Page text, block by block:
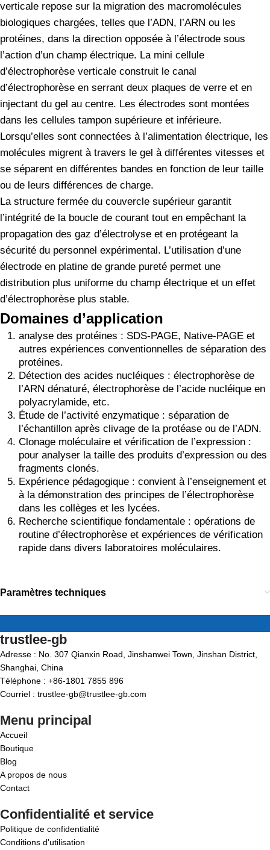
verticale repose sur la migration des macromolécules
biologiques chargées, telles que l’ADN, l’ARN ou les
protéines, dans la direction opposée à l’électrode sous
l’action d’un champ électrique. La mini cellule
d’électrophorèse verticale construit le canal
d’électrophorèse en serrant deux plaques de verre et en
injectant du gel au centre. Les électrodes sont montées
dans les cellules tampon supérieure et inférieure.
Lorsqu’elles sont connectées à l’alimentation électrique, les
molécules migrent à travers le gel à différentes vitesses et
se séparent en différentes bandes en fonction de leur taille
ou de leurs différences de charge.
La structure fermée du couvercle supérieur garantit
l’intégrité de la boucle de courant tout en empêchant la
propagation des gaz d’électrolyse et en protégeant la
sécurité du personnel expérimental. L’utilisation d’une
électrode en platine de grande pureté permet une
distribution plus uniforme du champ électrique et un effet
d’électrophorèse plus stable.
Domaines d’application
analyse des protéines : SDS-PAGE, Native-PAGE et
autres expériences conventionnelles de séparation des
protéines.
Détection des acides nucléiques : électrophorèse de
l’ARN dénaturé, électrophorèse de l’acide nucléique en
polyacrylamide, etc.
Étude de l’activité enzymatique : séparation de
l’échantillon après clivage de la protéase ou de l’ADN.
Clonage moléculaire et vérification de l’expression :
pour analyser la taille des produits d’expression ou des
fragments clonés.
Expérience pédagogique : convient à l’enseignement et
à la démonstration des principes de l’électrophorèse
dans les collèges et les lycées.
Recherche scientifique fondamentale : opérations de
routine d’électrophorèse et expériences de vérification
rapide dans divers laboratoires moléculaires.
Paramètres techniques
trustlee-gb
Adresse : No. 307 Qianxin Road, Jinshanwei Town, Jinshan District,
Shanghai, China
Téléphone : +86-1801 7855 896
Courriel : trustlee-gb@trustlee-gb.com
Menu principal
Accueil
Boutique
Blog
A propos de nous
Contact
Confidentialité et service
Politique de confidentialité
Conditions d'utilisation